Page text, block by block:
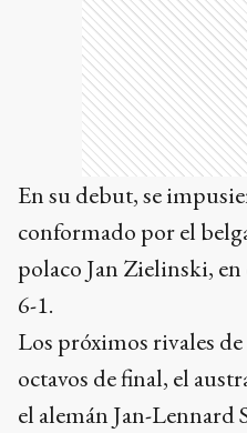
En su debut, se
conformado por el
polaco Jan Zielinski,
6-1.
Los próximos rivales
octavos de final, el
el alemán Jan-Lennard